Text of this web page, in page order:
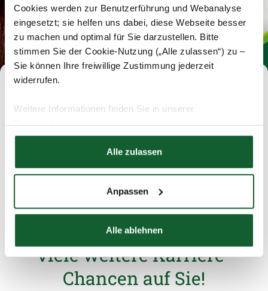
Cookies werden zur Benutzerführung und Webanalyse
eingesetzt; sie helfen uns dabei, diese Webseite besser
zu machen und optimal für Sie darzustellen. Bitte
stimmen Sie der Cookie-Nutzung („Alle zulassen“) zu –
Sie können Ihre freiwillige Zustimmung jederzeit
widerrufen.
Weitere Informationen finden Sie in unserer
Hier finden Sie unserImpressum
Alle zulassen
Anpassen
Alle ablehnen
Schade, diese Stelle ist schon
vergeben.
Aber keine Sorge, im
Steuerring warten noch
viele weitere Karriere-
Chancen auf Sie!